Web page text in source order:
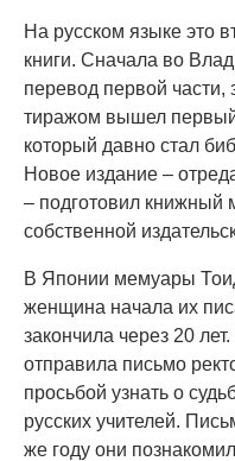
На русском языке это
книги. Сначала во
перевод первой части,
тиражом вышел
который давно стал
Новое издание –
– подготовил книжный
собственной
В Японии мемуары
женщина начала их
закончила через 20
отправила письмо
просьбой узнать о
русских учителей.
же году они